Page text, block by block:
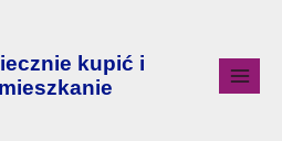
kupić i